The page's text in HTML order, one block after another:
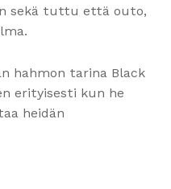
sekä tuttu että outo,
hahmon tarina Black
erityisesti kun he
heidän